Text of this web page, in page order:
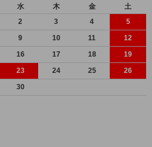
水 木 金
土
2 3 4
5
9 10 11
12
16 17 18
19
23 24 25
26
30